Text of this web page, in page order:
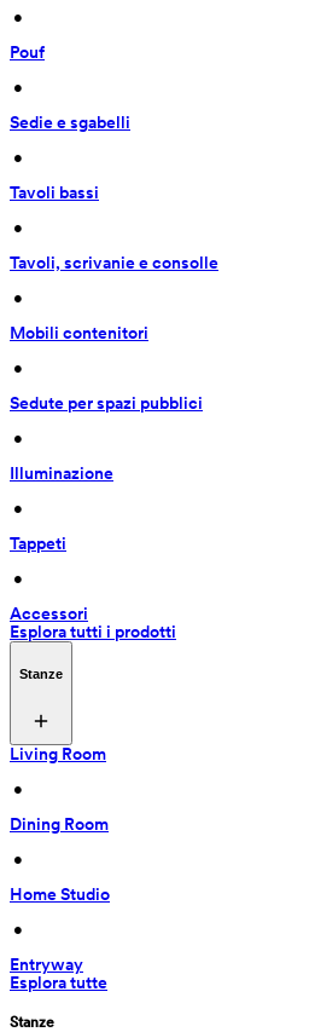
•
Pouf
•
Sedie e sgabelli
•
Tavoli bassi
•
Tavoli, scrivanie e consolle
•
Mobili contenitori
•
Sedute per spazi pubblici
•
Illuminazione
•
Tappeti
•
Accessori
Esplora tutti i prodotti
Stanze
Living Room
•
Dining Room
•
Home Studio
•
Entryway
Esplora tutte
Stanze